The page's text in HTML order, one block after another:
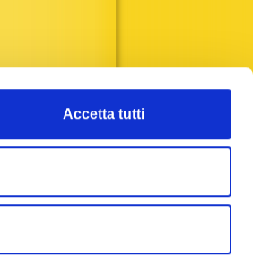
Accetta tutti